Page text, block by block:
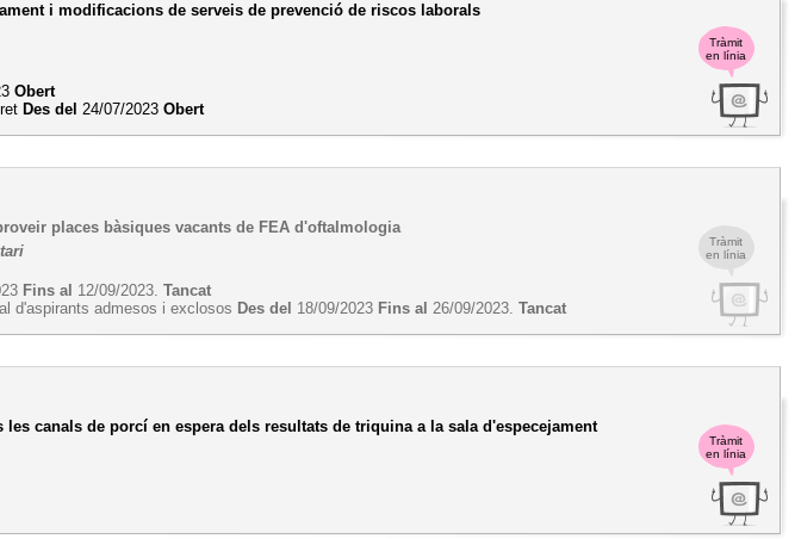
Tràmit
en línia
i modificacions de serveis de prevenció de riscos laborals
Obert
Des del 24/07/2023Obert
Tràmit
en línia
places bàsiques vacants de FEA d'oftalmologia
Fins al 12/09/2023.Tancat
d'aspirants admesos i exclosos Des del 18/09/2023 Fins al 26/09/2023.Tancat
Tràmit
en línia
canals de porcí en espera dels resultats de triquina a la sala d'especejament